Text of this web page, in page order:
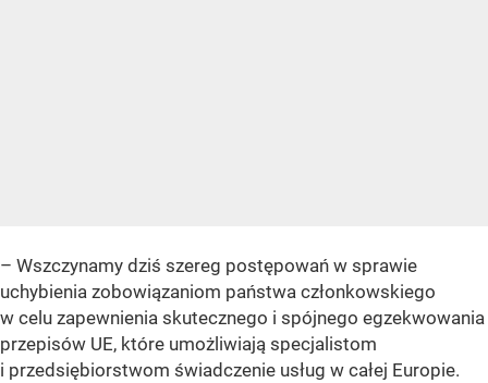
– Wszczynamy dziś szereg postępowań w sprawie
uchybienia zobowiązaniom państwa członkowskiego
w celu zapewnienia skutecznego i spójnego egzekwowania
przepisów UE, które umożliwiają specjalistom
i przedsiębiorstwom świadczenie usług w całej Europie.